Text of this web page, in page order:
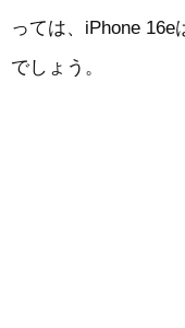
っては、iPhone
でしょう。